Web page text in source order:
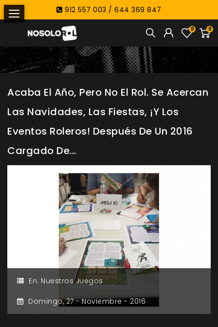
912 557 003 / 644 369 847
0
0
Acaba El Año, Pero No El Rol. Se Acercan
Las Navidades, Las Fiestas, ¡y Los
Eventos Roleros! Después De Un 2016
Cargado De...
En: Nuestros Juegos
Domingo,27 -Noviembre - 2016